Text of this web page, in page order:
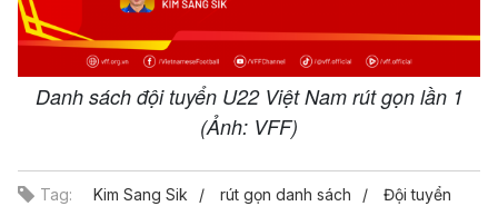
Danh sách đội tuyển U22 Việt Nam rút gọn lần 1
(Ảnh: VFF)
Tag: Kim Sang Sik rút gọn danh sách
Đội tuyển